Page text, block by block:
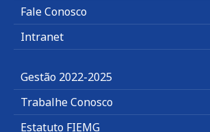
Fale Conosco
Intranet
Gestão 2022-2025
Trabalhe Conosco
Estatuto FIEMG